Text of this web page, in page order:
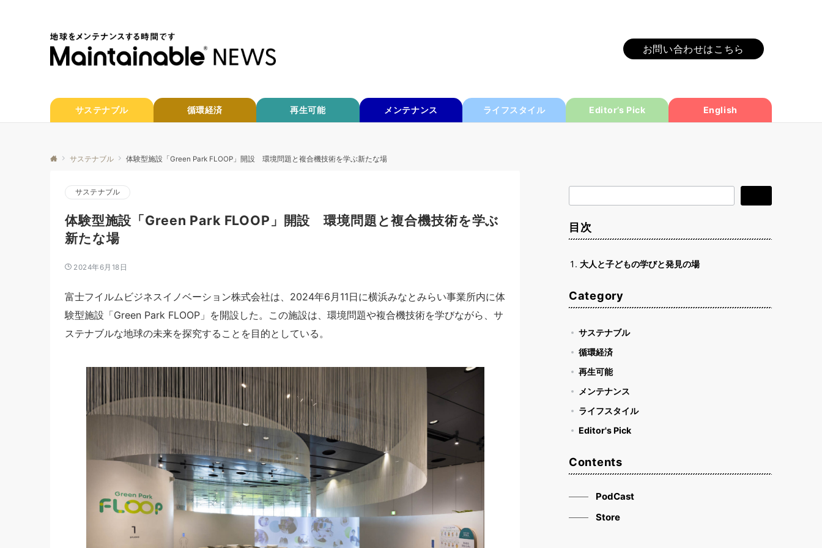
お問い合わせはこちら
サステナブル 循環経済 再生可能 メンテナンス ライフスタイル Editor’s Pick English
サステナブル 体験型施設「Green Park FLOOP」開設 環境問題と複合機技術を学ぶ新たな場
サステナブル
体験型施設「Green Park FLOOP」開設 環境問題と複合機技術を学ぶ
新たな場
2024年6月18日
富士フイルムビジネスイノベーション株式会社は、2024年6月11日に横浜みなとみらい事業所内に体
験型施設「Green Park FLOOP」を開設した。この施設は、環境問題や複合機技術を学びながら、サ
ステナブルな地球の未来を探究することを目的としている。
索
目次
大人と子どもの学びと発見の場
Category
サステナブル
循環経済
再生可能
メンテナンス
ライフスタイル
Editor's Pick
Contents
PodCast
Store